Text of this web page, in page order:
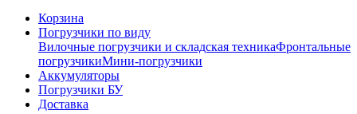
Корзина
Погрузчики по виду
Вилочные погрузчики и складская техникаФронтальные
погрузчикиМини-погрузчики
Аккумуляторы
Погрузчики БУ
Доставка